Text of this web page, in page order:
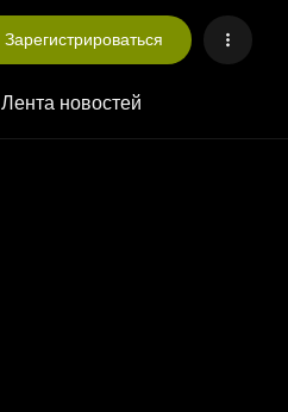
Зарегистрироваться
Лента новостей